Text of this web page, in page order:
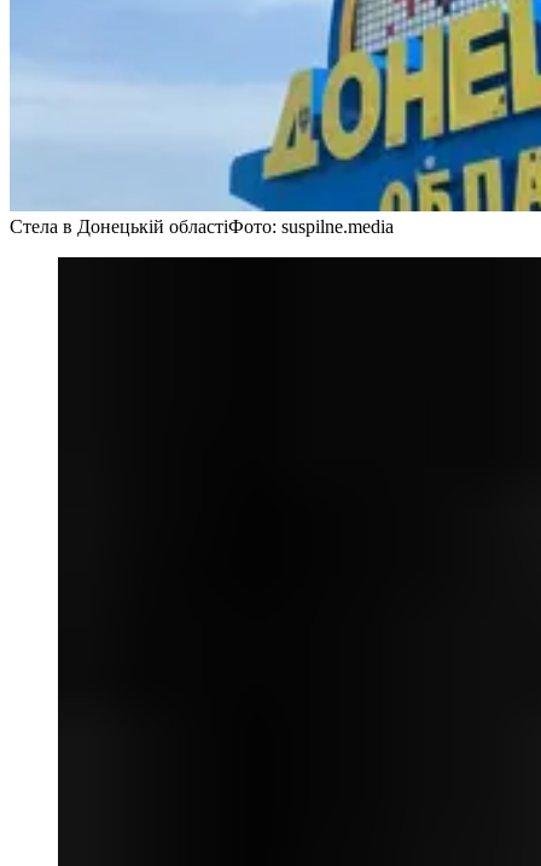
Стела в Донецькій областіФото: suspilne.media